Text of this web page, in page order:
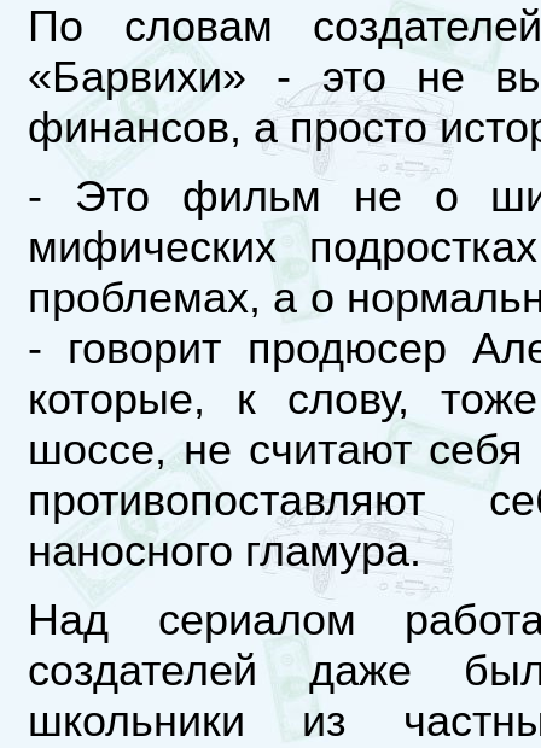
По словам
«Барвихи» - это не
финансов, а просто
- Это фильм не о
мифических
проблемах, а о
- говорит продюсер
которые, к слову,
шоссе, не считают себя
наносного гламура.
Над сериалом
создателей даже
школьники из